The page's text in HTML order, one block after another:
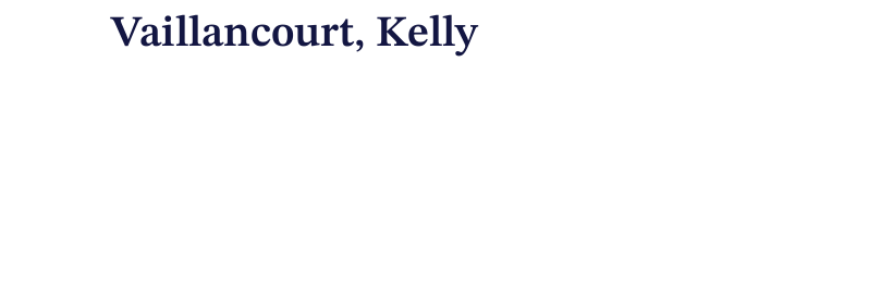
Vaillancourt, Kelly